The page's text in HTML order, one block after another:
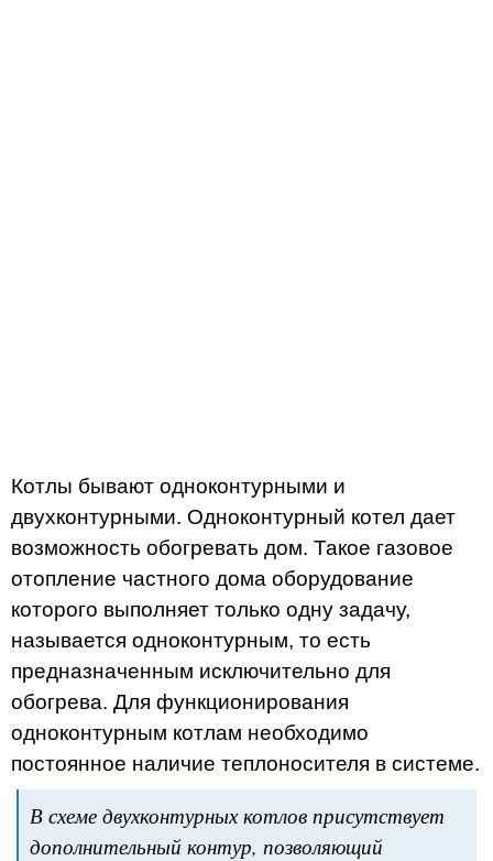
Котлы бывают одноконтурными и
двухконтурными. Одноконтурный котел дает
возможность обогревать дом. Такое газовое
отопление частного дома оборудование
которого выполняет только одну задачу,
называется одноконтурным, то есть
предназначенным исключительно для
обогрева. Для функционирования
одноконтурным котлам необходимо
постоянное наличие теплоносителя в системе.
В схеме двухконтурных котлов присутствует
дополнительный контур, позволяющий